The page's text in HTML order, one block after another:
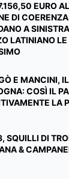
EURO
DI
A
LATINIANO LE
E MANCINI,
COSÌ IL
LA
SQUILLI DI
&